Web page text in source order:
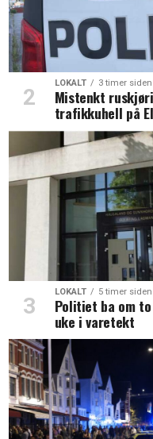
LOKALT 3 timer siden
Mistenkt
trafikkuhell på
LOKALT 5 timer siden
Politiet ba om
uke i varetekt